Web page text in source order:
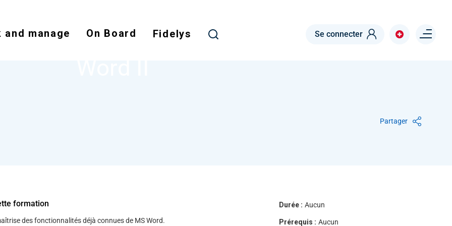
main
and manage On Board Fidelys Se connecter Menu right
NODE WORD II
Partager
formation
des fonctionnalités déjà connues de MS Word.
Durée : Aucun
Prérequis : Aucun